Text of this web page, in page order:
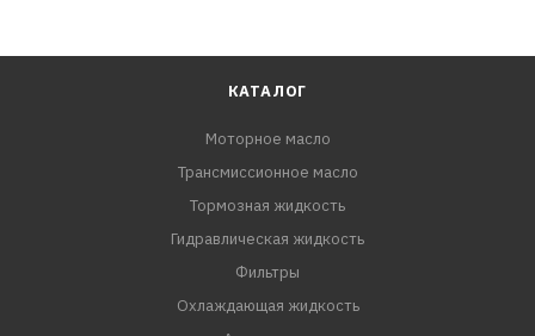
КАТАЛОГ
Моторное масло
Трансмиссионное масло
Тормозная жидкость
Гидравлическая жидкость
Фильтры
Охлаждающая жидкость